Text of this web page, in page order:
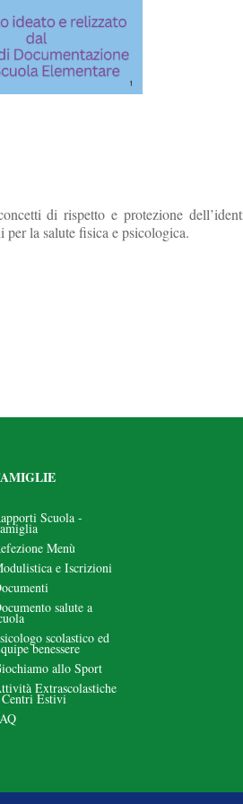
di rispetto e protezione
per la salute fisica e psicologica.
Scuola -
Menù
e Iscrizioni
salute a
scolastico ed
benessere
allo Sport
Extrascolastiche
Centri Estivi